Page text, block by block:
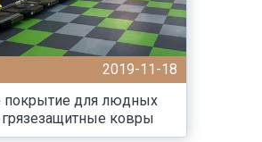
2019-11-18
для людных
ковры